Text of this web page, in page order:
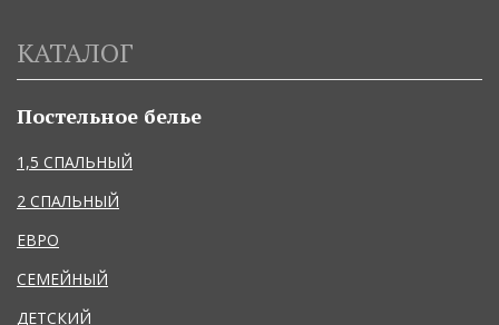
КАТАЛОГ
Постельное белье
1,5 СПАЛЬНЫЙ
2 СПАЛЬНЫЙ
ЕВРО
СЕМЕЙНЫЙ
ДЕТСКИЙ